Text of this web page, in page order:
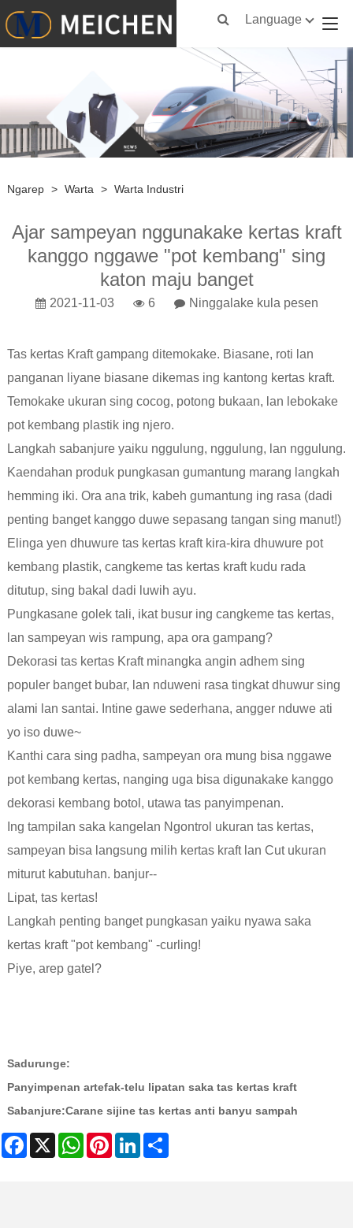
Language
Ngarep > Warta > Warta Industri
Ajar sampeyan nggunakake kertas kraft
kanggo nggawe "pot kembang" sing
katon maju banget
2021-11-03 6 Ninggalake kula pesen
Tas kertas Kraft gampang ditemokake. Biasane, roti lan
panganan liyane biasane dikemas ing kantong kertas kraft.
Temokake ukuran sing cocog, potong bukaan, lan lebokake
pot kembang plastik ing njero.
Langkah sabanjure yaiku nggulung, nggulung, lan nggulung.
Kaendahan produk pungkasan gumantung marang langkah
hemming iki. Ora ana trik, kabeh gumantung ing rasa (dadi
penting banget kanggo duwe sepasang tangan sing manut!)
Elinga yen dhuwure tas kertas kraft kira-kira dhuwure pot
kembang plastik, cangkeme tas kertas kraft kudu rada
ditutup, sing bakal dadi luwih ayu.
Pungkasane golek tali, ikat busur ing cangkeme tas kertas,
lan sampeyan wis rampung, apa ora gampang?
Dekorasi tas kertas Kraft minangka angin adhem sing
populer banget bubar, lan nduweni rasa tingkat dhuwur sing
alami lan santai. Intine gawe sederhana, angger nduwe ati
yo iso duwe~
Kanthi cara sing padha, sampeyan ora mung bisa nggawe
pot kembang kertas, nanging uga bisa digunakake kanggo
dekorasi kembang botol, utawa tas panyimpenan.
Ing tampilan saka kangelan Ngontrol ukuran tas kertas,
sampeyan bisa langsung milih kertas kraft lan Cut ukuran
miturut kabutuhan. banjur--
Lipat, tas kertas!
Langkah penting banget pungkasan yaiku nyawa saka
kertas kraft "pot kembang" -curling!
Piye, arep gatel?
Sadurunge:
Panyimpenan artefak-telu lipatan saka tas kertas kraft
Sabanjure:Carane sijine tas kertas anti banyu sampah
Facebook
X WhatsAppPinterestLinkedIn